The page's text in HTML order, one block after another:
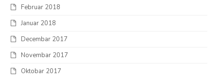
Februar 2018
Januar 2018
Decembar 2017
Novembar 2017
Oktobar 2017